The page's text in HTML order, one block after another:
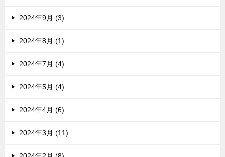
2024年9月 (3)
2024年8月 (1)
2024年7月 (4)
2024年5月 (4)
2024年4月 (6)
2024年3月 (11)